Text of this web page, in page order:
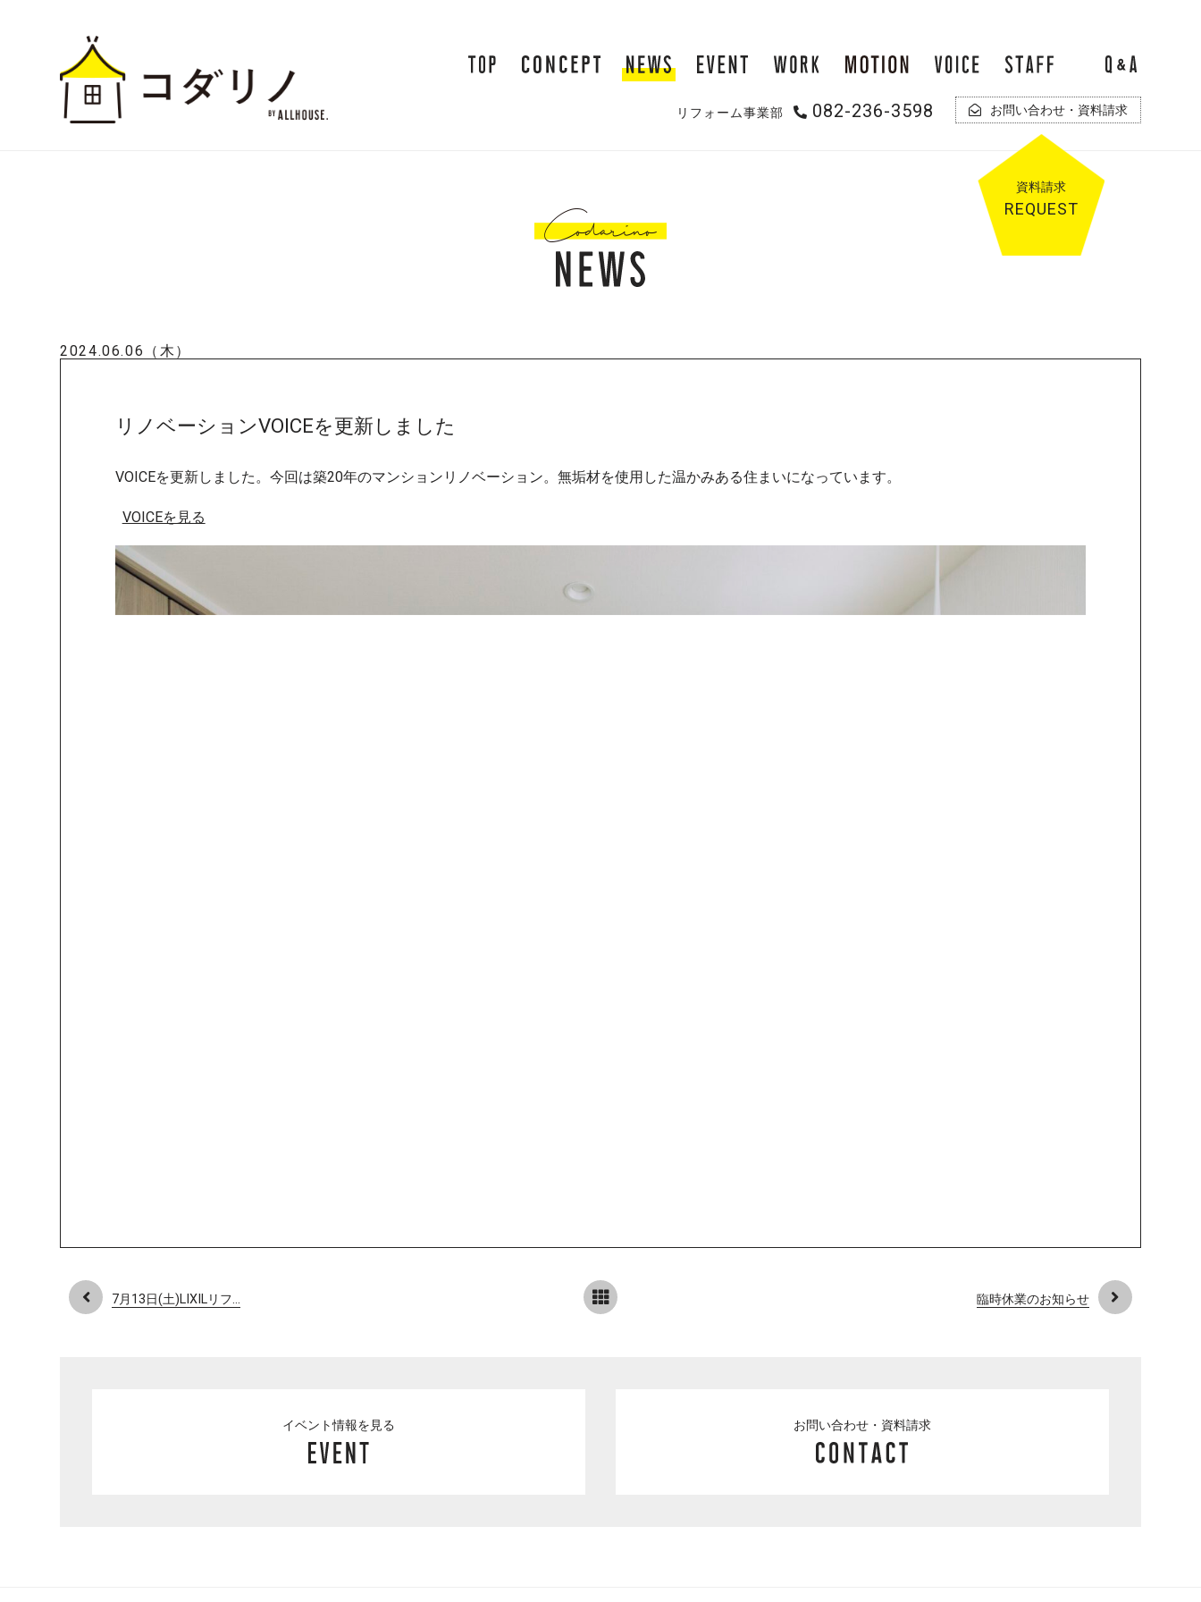
リフォーム事業部 082-236-3598 お問い合わせ・資料請求
資料請求
REQUEST
2024.06.06（木）
リノベーションVOICEを更新しました
VOICEを更新しました。今回は築20年のマンションリノベーション。無垢材を使用した温かみある住まいになっています。
VOICEを見る
7月13日(土)LIXILリフ... 臨時休業のお知らせ
イベント情報を見る お問い合わせ・資料請求